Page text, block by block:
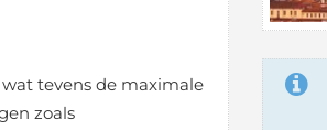
tevens de maximale
zoals